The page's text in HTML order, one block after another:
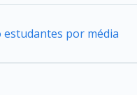
estudantes por média